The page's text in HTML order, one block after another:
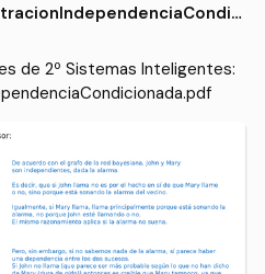
de 2º Sistemas Inteligentes: